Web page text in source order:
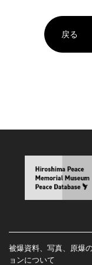
戻る
被爆資料、写真、原爆
ョンについて